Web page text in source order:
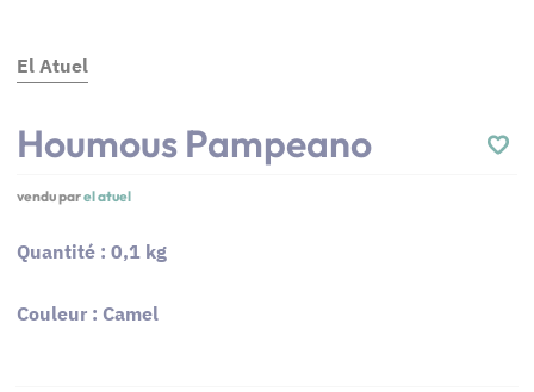
El Atuel
Houmous Pampeano
vendu parel atuel
Quantité : 0,1 kg
Couleur : Camel